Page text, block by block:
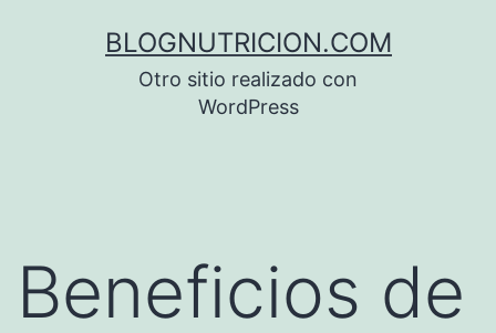
BLOGNUTRICION.COM
Otro sitio realizado con
WordPress
Beneficios de